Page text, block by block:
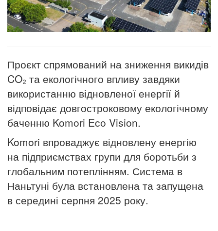
Проєкт спрямований на зниження викидів
CO₂ та екологічного впливу завдяки
використанню відновленої енергії й
відповідає довгостроковому екологічному
баченню Komori Eco Vision.
Komori впроваджує відновлену енергію
на підприємствах групи для боротьби з
глобальним потеплінням. Система в
Наньтуні була встановлена та запущена
в середині серпня 2025 року.